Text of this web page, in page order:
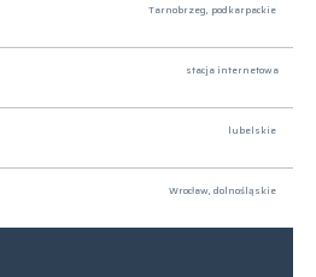
Tarnobrzeg, podkarpackie
stacja internetowa
lubelskie
Wrocław, dolnośląskie